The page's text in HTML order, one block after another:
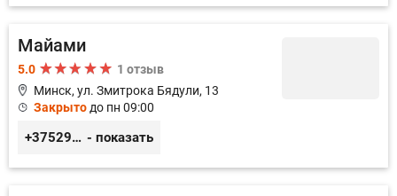
Майами
5.0
1 отзыв
Минск, ул. Змитрока Бядули, 13
Закрыто до пн 09:00
+375293085555 - показать